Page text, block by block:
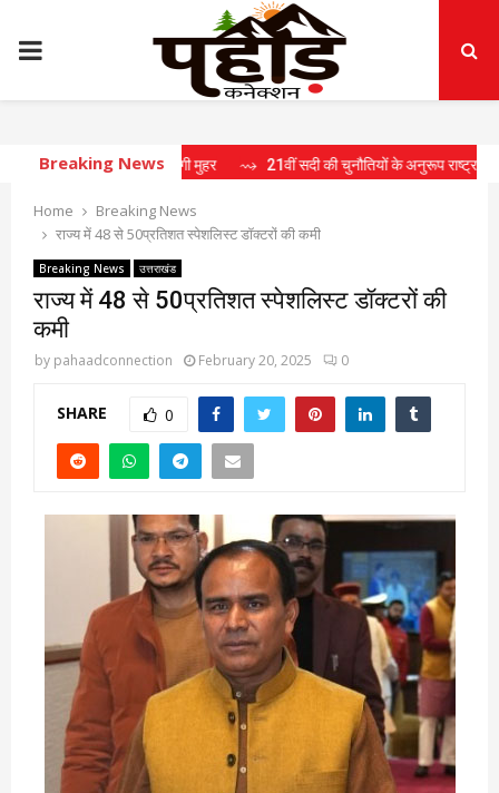
PRIMARY
MENU
Breaking News
15 प्रस्तावों पर लगी मुहर ⇝ 21वीं सदी की चुनौतियों के अनुरूप राष्ट्र निर्माण के लिए
Home
Breaking News
राज्य में 48 से 50प्रतिशत स्पेशलिस्ट डॉक्टरों की कमी
Breaking News उत्तराखंड
राज्य में 48 से 50प्रतिशत स्पेशलिस्ट डॉक्टरों की
कमी
by pahaadconnection February 20, 2025 0
SHARE 0